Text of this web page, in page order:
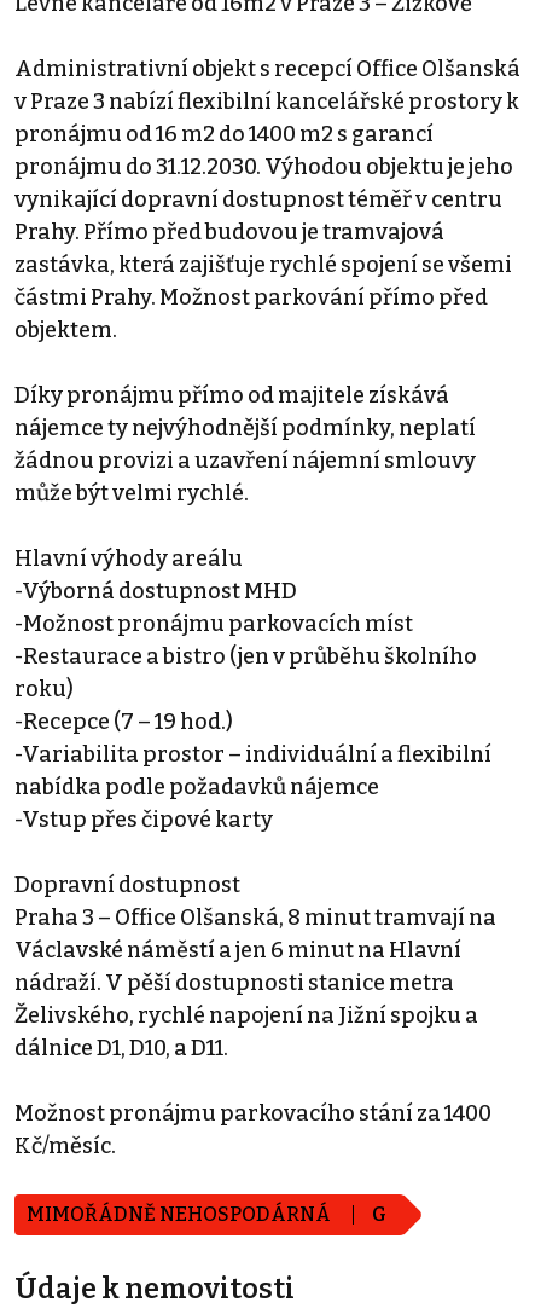
Administrativní objekt s recepcí Office Olšanská
v Praze 3 nabízí flexibilní kancelářské prostory k
pronájmu od 16 m2 do 1400 m2 s garancí
pronájmu do 31.12.2030. Výhodou objektu je jeho
vynikající dopravní dostupnost téměř v centru
Prahy. Přímo před budovou je tramvajová
zastávka, která zajišťuje rychlé spojení se všemi
částmi Prahy. Možnost parkování přímo před
objektem.
Díky pronájmu přímo od majitele získává
nájemce ty nejvýhodnější podmínky, neplatí
žádnou provizi a uzavření nájemní smlouvy
může být velmi rychlé.
Hlavní výhody areálu
-Výborná dostupnost MHD
-Možnost pronájmu parkovacích míst
-Restaurace a bistro (jen v průběhu školního
roku)
-Recepce (7 – 19 hod.)
-Variabilita prostor – individuální a flexibilní
nabídka podle požadavků nájemce
-Vstup přes čipové karty
Dopravní dostupnost
Praha 3 – Office Olšanská, 8 minut tramvají na
Václavské náměstí a jen 6 minut na Hlavní
nádraží. V pěší dostupnosti stanice metra
Želivského, rychlé napojení na Jižní spojku a
dálnice D1, D10, a D11.
Možnost pronájmu parkovacího stání za 1400
Kč/měsíc.
MIMOŘÁDNĚ NEHOSPODÁRNÁ G
Údaje k nemovitosti